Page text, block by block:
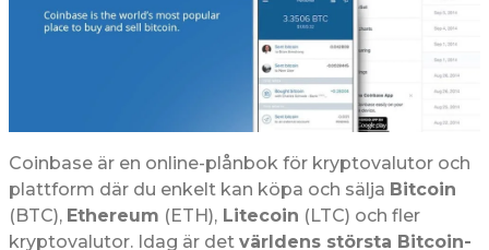
Coinbase är en online-plånbok för kryptovalutor och
plattform där du enkelt kan köpa och sälja Bitcoin
(BTC), Ethereum (ETH), Litecoin (LTC) och fler
kryptovalutor. Idag är det världens största Bitcoin-